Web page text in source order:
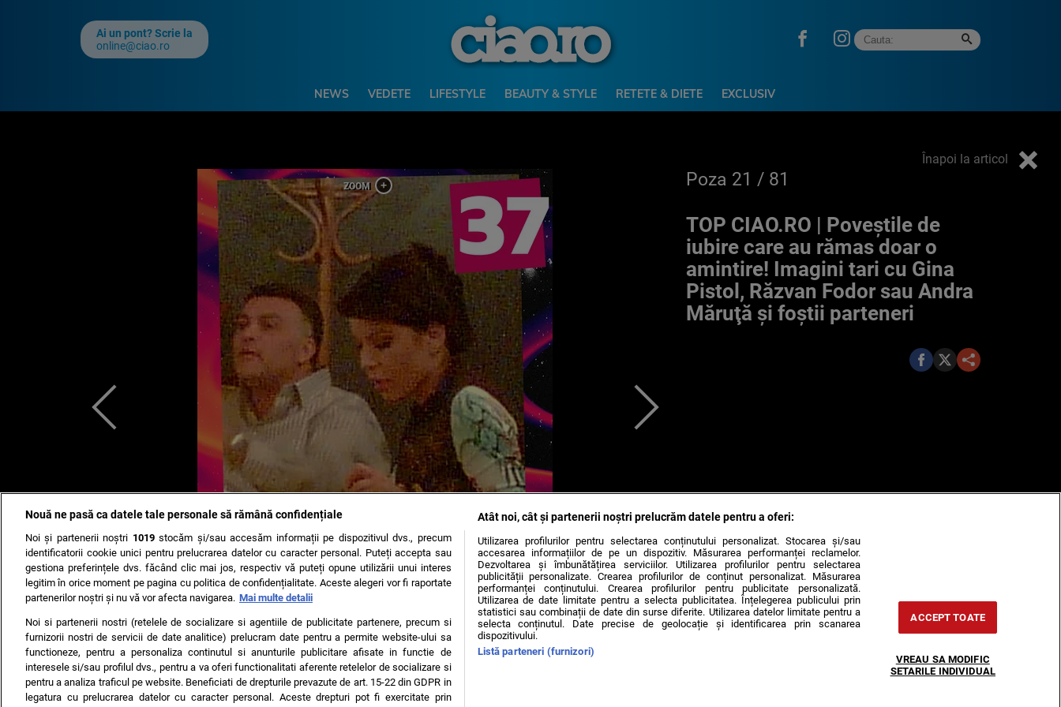
Ai un pont? Scrie la
online@ciao.ro
NEWS VEDETE LIFESTYLE BEAUTY & STYLE RETETE & DIETE EXCLUSIV
Înapoi la articol
Poza 21 / 81
TOP CIAO.RO | Poveştile de
iubire care au rămas doar o
amintire! Imagini tari cu Gina
Pistol, Răzvan Fodor sau Andra
Măruţă şi foştii parteneri
TERMENI ȘI CONDIȚII DESPRE NOI CONTACT SETĂRI COOKIES
Nouă ne pasă ca datele tale personale să rămână confidențiale
Noi și partenerii noștri 1019stocăm și/sau accesăm informații pe dispozitivul dvs., precum
identificatorii cookie unici pentru prelucrarea datelor cu caracter personal. Puteți accepta sau
gestiona preferințele dvs. făcând clic mai jos, respectiv vă puteți opune utilizării unui interes
legitim în orice moment pe pagina cu politica de confidențialitate. Aceste alegeri vor fi raportate
partenerilor noștri și nu vă vor afecta navigarea. Mai multe detalii
Noi si partenerii nostri (retelele de socializare si agentiile de publicitate partenere, precum si
furnizorii nostri de servicii de date analitice) prelucram date pentru a permite website-ului sa
functioneze, pentru a personaliza continutul si anunturile publicitare afisate in functie de
interesele si/sau profilul dvs., pentru a va oferi functionalitati aferente retelelor de socializare si
pentru a analiza traficul pe website. Beneficiati de drepturile prevazute de art. 15-22 din GDPR in
legatura cu prelucrarea datelor cu caracter personal. Aceste drepturi pot fi exercitate prin
Atât noi, cât și partenerii noștri prelucrăm datele pentru a oferi:
Utilizarea profilurilor pentru selectarea conținutului personalizat. Stocarea și/sau
accesarea informațiilor de pe un dispozitiv. Măsurarea performanței reclamelor.
Dezvoltarea și îmbunătățirea serviciilor. Utilizarea profilurilor pentru selectarea
publicității personalizate. Crearea profilurilor de conținut personalizat. Măsurarea
performanței conținutului. Crearea profilurilor pentru publicitate personalizată.
Utilizarea de date limitate pentru a selecta publicitatea. Înțelegerea publicului prin
statistici sau combinații de date din surse diferite. Utilizarea datelor limitate pentru a
selecta conținutul. Date precise de geolocație și identificarea prin scanarea
dispozitivului.
Listă parteneri (furnizori)
ACCEPT TOATE
VREAU SA MODIFIC
SETARILE INDIVIDUAL